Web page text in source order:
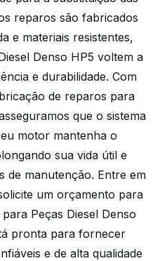
reparos são fabricados
e materiais resistentes,
Denso HP5 voltem a
e durabilidade. Com
de reparos para
que o sistema
motor mantenha o
sua vida útil e
de manutenção. Entre em
um orçamento para
Peças Diesel Denso
pronta para fornecer
e de alta qualidade